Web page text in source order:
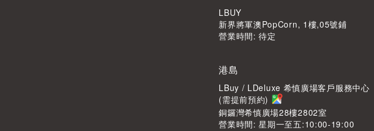
LBUY
新界將軍澳PopCorn, 1樓,05號鋪
營業時間: 待定
港島
LBuy / LDeluxe 希慎廣場客戶服務中心
(需提前預約)
銅鑼灣希慎廣場28樓2802室
營業時間: 星期一至五:10:00-19:00